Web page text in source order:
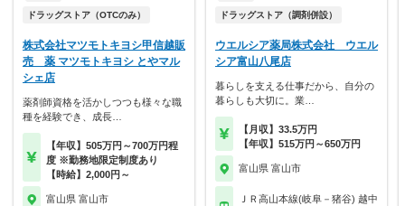
ドラッグストア（OTCのみ）
株式会社マツモトキヨシ甲信越販
売 薬 マツモトキヨシ とやマル
シェ店
薬剤師資格を活かしつつも様々な職
種を経験でき、成長…
【年収】505万円～700万円程
度 ※勤務地限定制度あり
【時給】2,000円～
富山県 富山市
ドラッグストア（調剤併設）
ウエルシア薬局株式会社 ウエル
シア富山八尾店
暮らしを支える仕事だから、自分の
暮らしも大切に。業…
【月収】33.5万円
【年収】515万円～650万円
富山県 富山市
ＪＲ高山本線(岐阜－猪谷) 越中